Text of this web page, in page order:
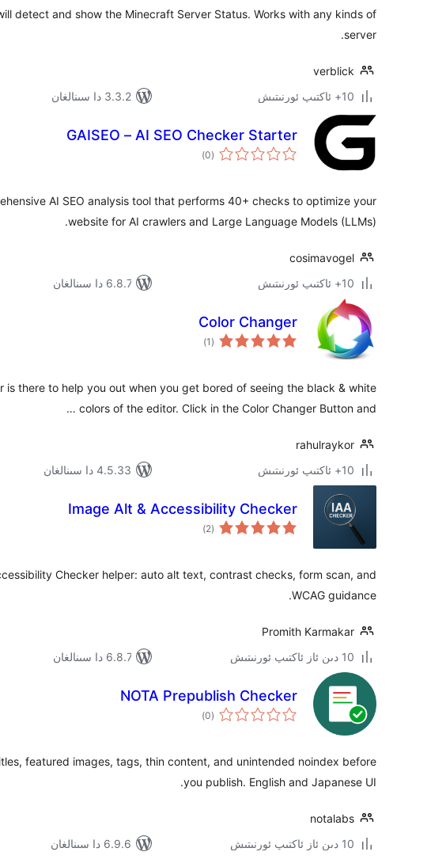
detect and show the Minecraft Server Status. Works with any kinds of
server.
verblick
10+ ئاكتىپ ئورنىتىش
3.3.2 دا سىنالغان
GAISEO – AI SEO Checker Starter
(0 ئومۇمىي
دەرىجە
)
AI SEO analysis tool that performs 40+ checks to optimize your
website for AI crawlers and Large Language Models (LLMs).
cosimavogel
10+ ئاكتىپ ئورنىتىش
6.8.7 دا سىنالغان
Color Changer
(1 ئومۇمىي
دەرىجە)
is there to help you out when you get bored of seeing the black & white
colors of the editor. Click in the Color Changer Button and …
rahulraykor
10+ ئاكتىپ ئورنىتىش
4.5.33 دا سىنالغان
Image Alt & Accessibility Checker
(2 ئومۇمىي
دەرىجە)
Checker helper: auto alt text, contrast checks, form scan, and
WCAG guidance.
Promith Karmakar
10 دىن ئاز ئاكتىپ ئورنىتىش
6.8.7 دا سىنالغان
NOTA Prepublish Checker
(0 ئومۇمىي
دەرىجە
)
featured images, tags, thin content, and unintended noindex before
you publish. English and Japanese UI.
notalabs
10 دىن ئاز ئاكتىپ ئورنىتىش
6.9.6 دا سىنالغان